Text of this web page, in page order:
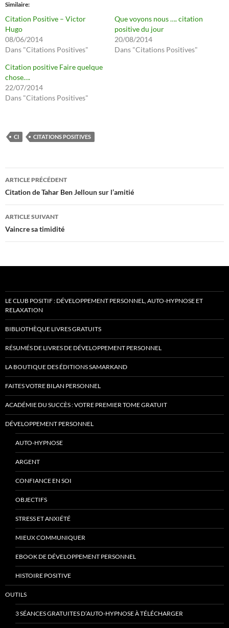
Similaire
Citation Positive – Victor
Hugo
08/06/2014
Dans "Citations Positives"
Que voyons nous …. citation
positive du jour
20/08/2014
Dans "Citations Positives"
Citation positive Faire quelque
chose….
22/07/2014
Dans "Citations Positives"
CI CITATIONS POSITIVES
Navigation
des
articles
ARTICLE PRÉCÉDENT
Citation de Tahar Ben Jelloun sur l’amitié
ARTICLE SUIVANT
Vaincre sa timidité
LE CLUB POSITIF : DÉVELOPPEMENT PERSONNEL, AUTO-HYPNOSE ET
RELAXATION
BIBLIOTHÈQUE LIVRES GRATUITS
RÉSUMÉS DE LIVRES DE DÉVELOPPEMENT PERSONNEL
LA BOUTIQUE DES ÉDITIONS SAMARKAND
FAITES VOTRE BILAN PERSONNEL
ACADÉMIE DU SUCCÈS : VOTRE PREMIER TOME GRATUIT
DÉVELOPPEMENT PERSONNEL
AUTO-HYPNOSE
ARGENT
CONFIANCE EN SOI
OBJECTIFS
STRESS ET ANXIÉTÉ
MIEUX COMMUNIQUER
EBOOK DE DÉVELOPPEMENT PERSONNEL
HISTOIRE POSITIVE
OUTILS
3 SÉANCES GRATUITES D’AUTO-HYPNOSE À TÉLÉCHARGER